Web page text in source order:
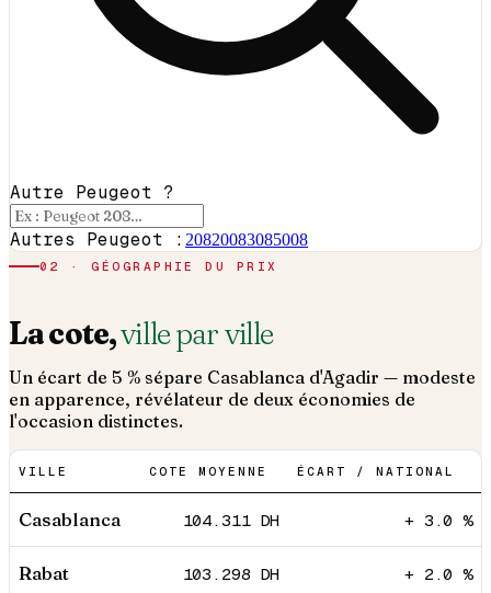
Autre Peugeot ?
Autres Peugeot : 20820083085008
02 · GÉOGRAPHIE DU PRIX
La cote,ville par ville
Un écart de 5 % sépare Casablanca d'Agadir — modeste
en apparence, révélateur de deux économies de
l'occasion distinctes.
VILLE COTE MOYENNE ÉCART / NATIONAL
Casablanca 104.311DH + 3.0 %
Rabat 103.298 DH + 2.0 %